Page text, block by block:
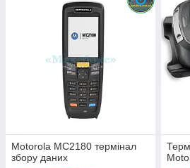
Motorola MC2180 термінал
збору даних